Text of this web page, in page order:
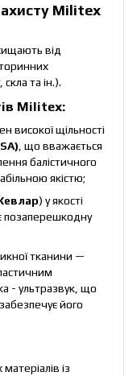
Militex
від
та ін.).
Militex:
високої щільності
, що вважається
балістичного
якістю;
) у якості
тканини —
- ультразвук, що
його
із